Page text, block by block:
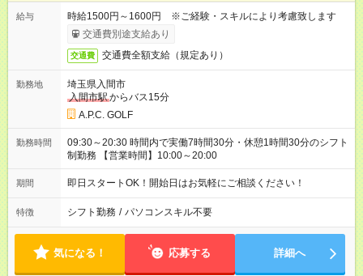
給与
時給1500円～1600円 ※ご経験・スキルにより考慮致します
交通費別途支給あり
交通費 交通費全額支給（規定あり）
勤務地
埼玉県入間市
入間市駅からバス15分
A.P.C. GOLF
勤務時間
09:30～20:30 時間内で実働7時間30分・休憩1時間30分のシフト
制勤務 【営業時間】10:00～20:00
期間 即日スタートOK！開始日はお気軽にご相談ください！
特徴 シフト勤務 / パソコンスキル不要
気になる！ 応募する 詳細へ